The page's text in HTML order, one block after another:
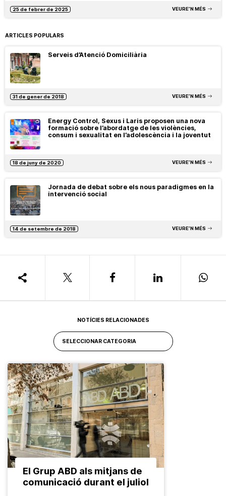
25 de febrer de 2025 VEURE’N MÉS
ARTICLES POPULARS
Serveis d’Atenció Domiciliària
31 de gener de 2018 VEURE’N MÉS
Energy Control, Sexus i Laris proposen una nova
formació sobre l’abordatge de les violències,
consum i sexualitat en l’adolescència i la joventut
18 de juny de 2020 VEURE’N MÉS
Jornada de debat sobre els nous paradigmes en la
intervenció social
14 de setembre de 2018 VEURE’N MÉS
NOTÍCIES RELACIONADES
El Grup ABD als mitjans de
comunicació durant el juliol